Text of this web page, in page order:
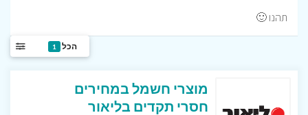
תהנו 🙂
הכל 1
מוצרי חשמל במחירים
חסרי תקדים בליאור